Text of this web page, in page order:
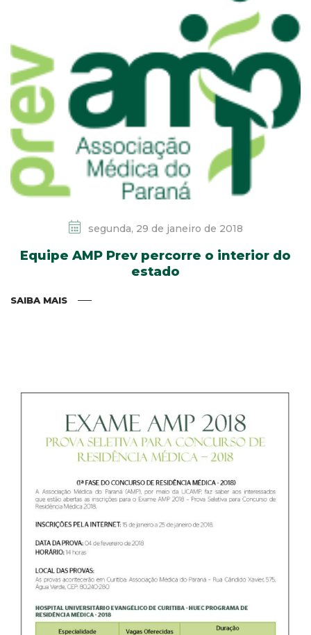
segunda, 29 de janeiro de 2018
Equipe AMP Prev percorre o interior do
estado
SAIBA MAIS